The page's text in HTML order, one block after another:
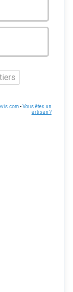
-Vous êtes un
artisan ?